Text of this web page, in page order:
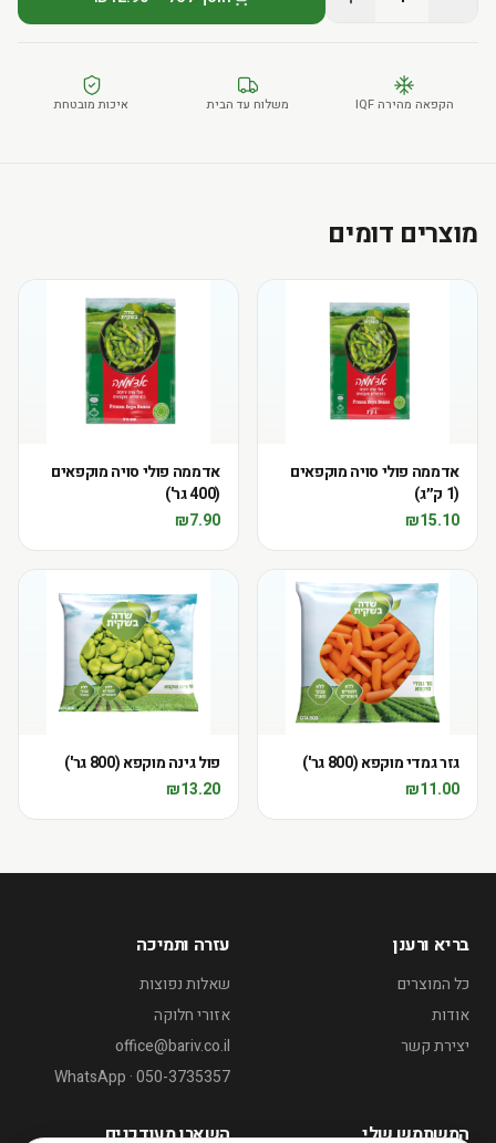
הקפאה מהירה IQF משלוח עד הבית איכות מובטחת
מוצרים דומים
אדממה פולי סויה מוקפאים
(1 ק״ג)
₪15.10
אדממה פולי סויה מוקפאים
(400 גר')
₪7.90
גזר גמדי מוקפא (800 גר')
₪11.00
פול גינה מוקפא (800 גר')
₪13.20
בריא ורענן
כל המוצרים
אודות
יצירת קשר
עזרה ותמיכה
שאלות נפוצות
אזורי חלוקה
office@bariv.co.il
WhatsApp · 050-3735357
המשתמש שלי השארו מעודכנים